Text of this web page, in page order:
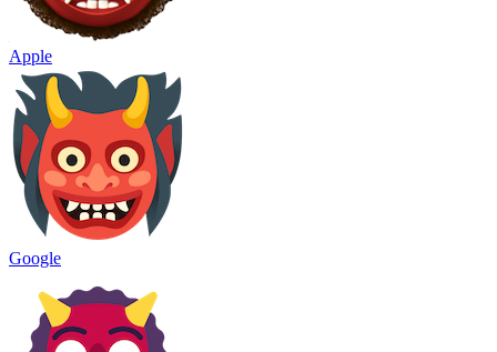
Apple
Google